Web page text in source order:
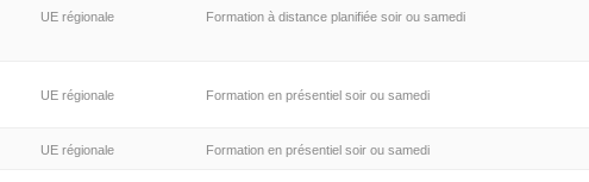
UE régionale Formation à distance planifiée soir ou samedi
UE régionale Formation en présentiel soir ou samedi
UE régionale Formation en présentiel soir ou samedi